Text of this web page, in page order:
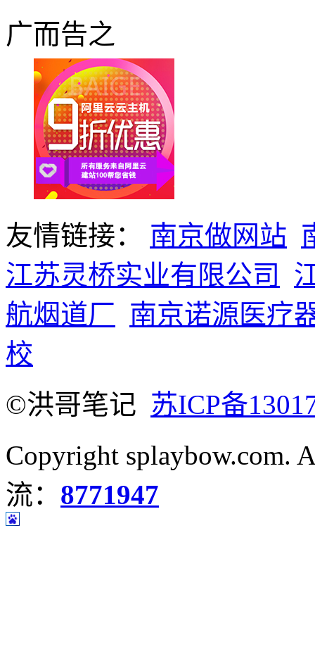
广而告之
友情链接： 南京做网站
江苏灵桥实业有限公司
航烟道厂 南京诺源医疗
校
©洪哥笔记 苏ICP备
Copyright splaybow.com.
流： 8771947